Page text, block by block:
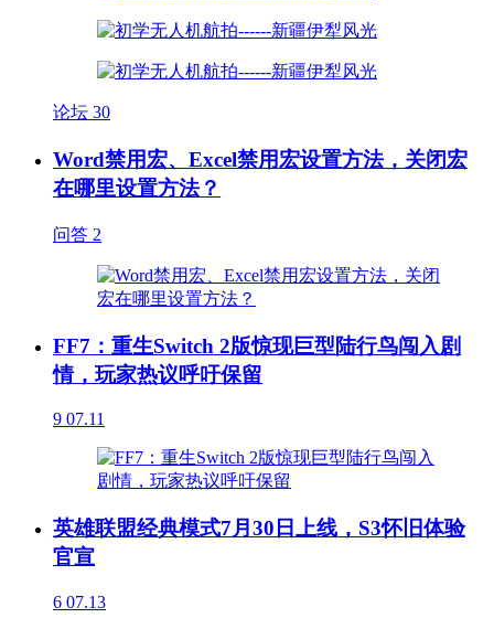
论坛 30
Word禁用宏、Excel禁用宏设置方法，关闭宏
在哪里设置方法？
问答 2
FF7：重生Switch 2版惊现巨型陆行鸟闯入剧
情，玩家热议呼吁保留
9 07.11
英雄联盟经典模式7月30日上线，S3怀旧体验
官宣
6 07.13